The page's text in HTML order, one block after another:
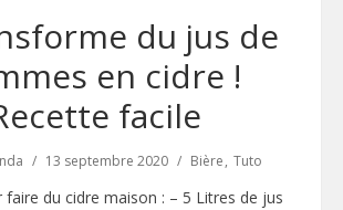
du jus de
en cidre !
facile
13 septembre 2020 Bière Tuto
du cidre maison : – 5 Litres de jus